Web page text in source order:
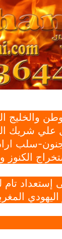
والخليج
علي شريك
سلب
الكنوز
إستعداد